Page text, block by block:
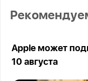
Apple может
10 августа